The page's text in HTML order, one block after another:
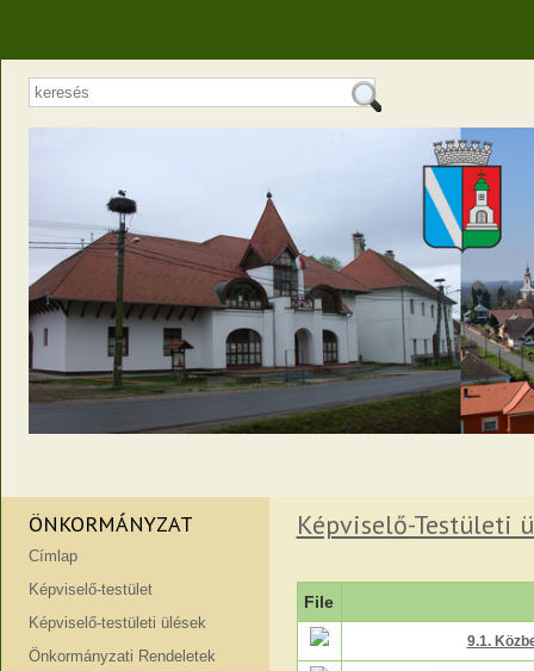
ÖNKORMÁNYZAT
Címlap
Képviselő-testület
Képviselő-testületi ülések
Önkormányzati Rendeletek
Képviselő-Testületi
File
9.1.